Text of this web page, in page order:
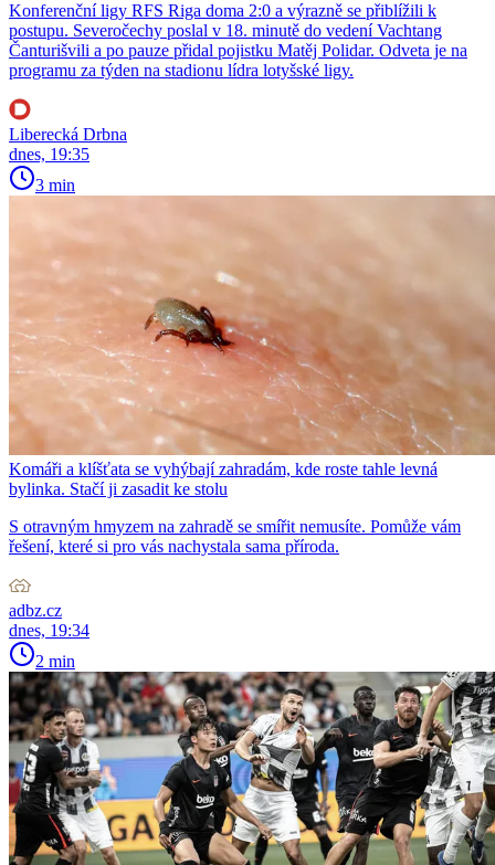
Konferenční ligy RFS Riga doma 2:0 a výrazně se přiblížili k
postupu. Severočechy poslal v 18. minutě do vedení Vachtang
Čanturišvili a po pauze přidal pojistku Matěj Polidar. Odveta je na
programu za týden na stadionu lídra lotyšské ligy.
Liberecká Drbna
dnes, 19:35
3 min
Komáři a klíšťata se vyhýbají zahradám, kde roste tahle levná
bylinka. Stačí ji zasadit ke stolu
S otravným hmyzem na zahradě se smířit nemusíte. Pomůže vám
řešení, které si pro vás nachystala sama příroda.
adbz.cz
dnes, 19:34
2 min